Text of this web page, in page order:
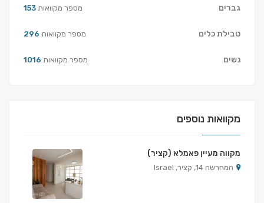
גברים 153 מספר מקוואות
טבילת כלים 296 מספר מקוואות
נשים 1016 מספר מקוואות
מקוואות נוספים
מקווה מעיין פאמלא (קציר)
המחרשה 14, קציר, Israel